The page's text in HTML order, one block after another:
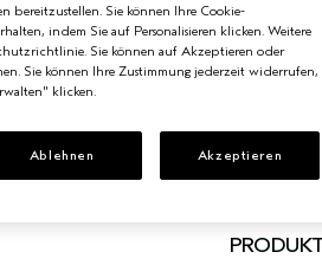
100 ml
€29.50
bereitzustellen. Sie können Ihre Cookie-
indem Sie auf Personalisieren klicken. Weitere
Sie können auf Akzeptieren oder
Sie können Ihre Zustimmung jederzeit widerrufen,
klicken.
Ablehnen Akzeptieren